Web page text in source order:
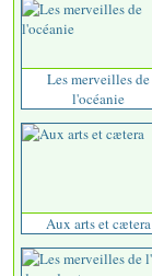
Les merveilles de
l'océanie
Aux arts et cætera